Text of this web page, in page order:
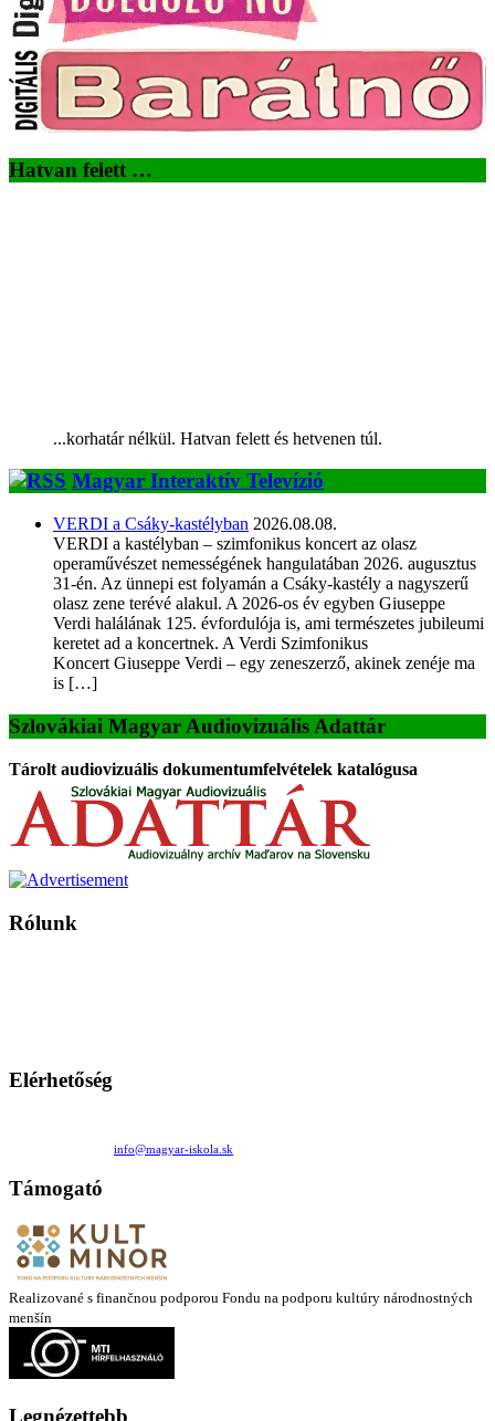
Hatvan felett …
...korhatár nélkül. Hatvan felett és hetvenen túl.
Magyar Interaktív Televízió
VERDI a Csáky-kastélyban 2026.08.08.
VERDI a kastélyban – szimfonikus koncert az olasz
operaművészet nemességének hangulatában 2026. augusztus
31-én. Az ünnepi est folyamán a Csáky-kastély a nagyszerű
olasz zene terévé alakul. A 2026-os év egyben Giuseppe
Verdi halálának 125. évfordulója is, ami természetes jubileumi
keretet ad a koncertnek. A Verdi Szimfonikus
Koncert Giuseppe Verdi – egy zeneszerző, akinek zenéje ma
is […]
Szlovákiai Magyar Audiovizuális Adattár
Tárolt audiovizuális dokumentumfelvételek katalógusa
Rólunk
Elérhetőség
info@magyar-iskola.sk
Támogató
Realizované s finančnou podporou Fondu na podporu kultúry národnostných
menšín
Legnézettebb